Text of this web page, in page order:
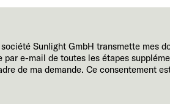
Sunlight GmbH transmette mes
par e-mail de toutes les étapes
de ma demande. Ce consentement